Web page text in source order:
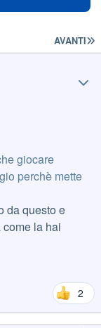
AVANTI
giocare
perchè mette
da questo e
la hai
2